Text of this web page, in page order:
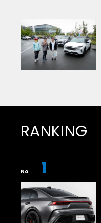
RANKING
No 1